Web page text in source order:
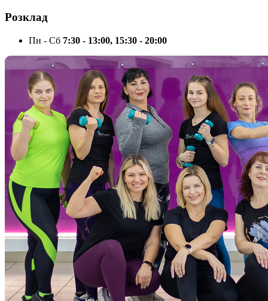
Розклад
Пн - Сб 7:30 - 13:00, 15:30 - 20:00